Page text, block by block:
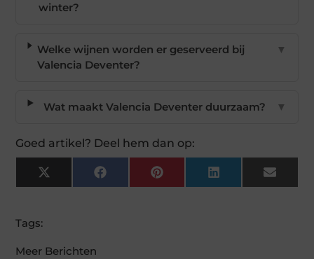
winter?
Welke wijnen worden er geserveerd bij
Valencia Deventer?
▼
Wat maakt Valencia Deventer duurzaam? ▼
Goed artikel? Deel hem dan op:
X
(Twitter)
FacebookPinterest LinkedIn Email
Tags:
Meer Berichten